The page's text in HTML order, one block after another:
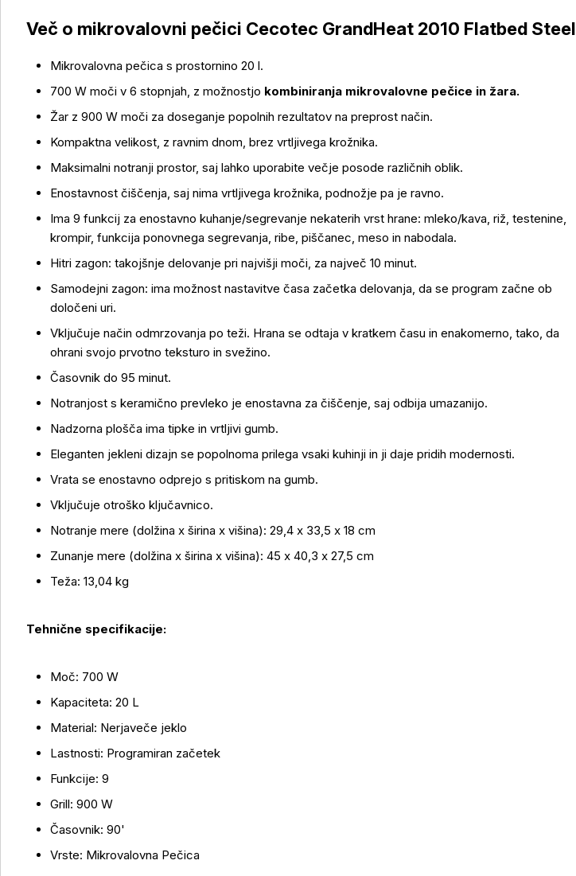
Več o izdelku
Več o mikrovalovni pečici Cecotec GrandHeat 2010 Flatbed Steel
Mikrovalovna pečica s prostornino 20 l.
700 W moči v 6 stopnjah, z možnostjo kombiniranja mikrovalovne pečice in žara.
Žar z 900 W moči za doseganje popolnih rezultatov na preprost način.
Kompaktna velikost, z ravnim dnom, brez vrtljivega krožnika.
Maksimalni notranji prostor, saj lahko uporabite večje posode različnih oblik.
Enostavnost čiščenja, saj nima vrtljivega krožnika, podnožje pa je ravno.
Ima 9 funkcij za enostavno kuhanje/segrevanje nekaterih vrst hrane: mleko/kava, riž, testenine,
krompir, funkcija ponovnega segrevanja, ribe, piščanec, meso in nabodala.
Hitri zagon: takojšnje delovanje pri najvišji moči, za največ 10 minut.
Samodejni zagon: ima možnost nastavitve časa začetka delovanja, da se program začne ob
določeni uri.
Vključuje način odmrzovanja po teži. Hrana se odtaja v kratkem času in enakomerno, tako, da
ohrani svojo prvotno teksturo in svežino.
Časovnik do 95 minut.
Notranjost s keramično prevleko je enostavna za čiščenje, saj odbija umazanijo.
Nadzorna plošča ima tipke in vrtljivi gumb.
Eleganten jekleni dizajn se popolnoma prilega vsaki kuhinji in ji daje pridih modernosti.
Vrata se enostavno odprejo s pritiskom na gumb.
Vključuje otroško ključavnico.
Notranje mere (dolžina x širina x višina): 29,4 x 33,5 x 18 cm
Zunanje mere (dolžina x širina x višina): 45 x 40,3 x 27,5 cm
Teža: 13,04 kg
Tehnične specifikacije:
Moč: 700 W
Kapaciteta: 20 L
Material: Nerjaveče jeklo
Lastnosti: Programiran začetek
Funkcije: 9
Grill: 900 W
Časovnik: 90'
Vrste: Mikrovalovna Pečica